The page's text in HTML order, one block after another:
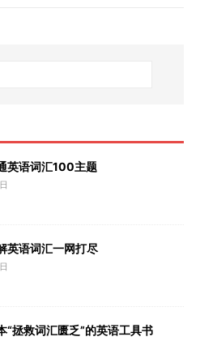
英语词汇100主题
英语词汇一网打尽
“拯救词汇匮乏”的英语工具书